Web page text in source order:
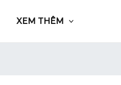
XEM THÊM